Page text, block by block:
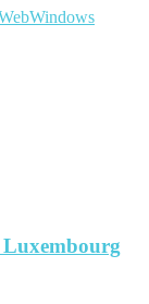
Windows